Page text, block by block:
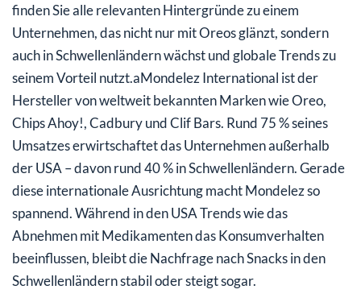
finden Sie alle relevanten Hintergründe zu einem
Unternehmen, das nicht nur mit Oreos glänzt, sondern
auch in Schwellenländern wächst und globale Trends zu
seinem Vorteil nutzt.aMondelez International ist der
Hersteller von weltweit bekannten Marken wie Oreo,
Chips Ahoy!, Cadbury und Clif Bars. Rund 75 % seines
Umsatzes erwirtschaftet das Unternehmen außerhalb
der USA – davon rund 40 % in Schwellenländern. Gerade
diese internationale Ausrichtung macht Mondelez so
spannend. Während in den USA Trends wie das
Abnehmen mit Medikamenten das Konsumverhalten
beeinflussen, bleibt die Nachfrage nach Snacks in den
Schwellenländern stabil oder steigt sogar.